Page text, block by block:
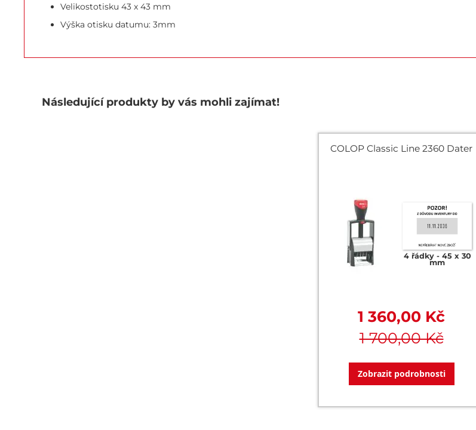
Velikostotisku 43 x 43 mm
Výška otisku datumu: 3mm
Následující produkty by vás mohli zajímat!
COLOP Classic Line 2360 Dater
4 řádky 45 x 30
mm
1 360,00 Kč
1 700,00 Kč
Zobrazit podrobnosti